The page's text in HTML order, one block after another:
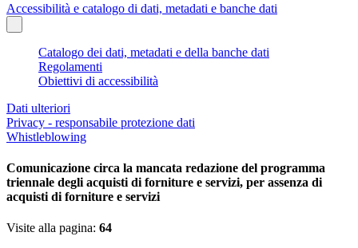
Accessibilità e catalogo di dati, metadati e banche dati
Catalogo dei dati, metadati e della banche dati
Regolamenti
Obiettivi di accessibilità
Dati ulteriori
Privacy - responsabile protezione dati
Whistleblowing
Comunicazione circa la mancata redazione del programma
triennale degli acquisti di forniture e servizi, per assenza di
acquisti di forniture e servizi
Visite alla pagina: 64